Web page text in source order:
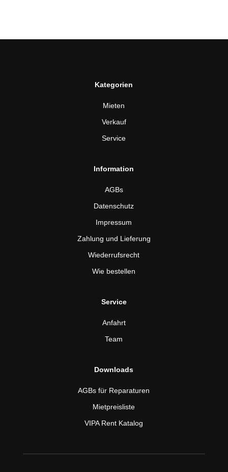
Kategorien
Mieten
Verkauf
Service
Information
AGBs
Datenschutz
Impressum
Zahlung und Lieferung
Wiederrufsrecht
Wie bestellen
Service
Anfahrt
Team
Downloads
AGBs für Reparaturen
Mietpreisliste
VIPA Rent Katalog